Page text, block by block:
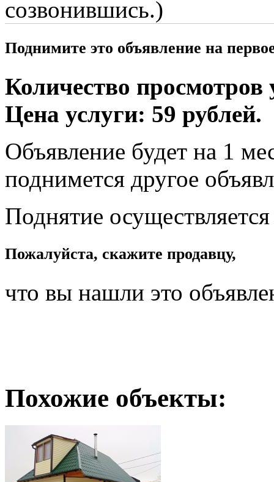
созвонившись.)
Поднимите это объявление на
Количество просмотров
Цена услуги: 59 рублей.
Объявление будет на 1
поднимется другое
Поднятие
Пожалуйста, скажите продавцу,
что вы нашли это
Похожие объекты: